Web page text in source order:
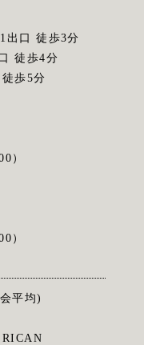
出口 徒歩3分
徒歩4分
歩5分
）
）
平均)